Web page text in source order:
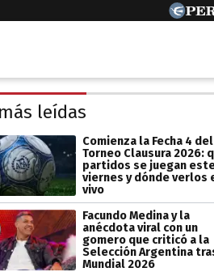
leídas
Comienza la Fecha 4 del
Torneo Clausura 2026:
partidos se juegan
viernes y dónde verlos
vivo
Facundo Medina y la
anécdota viral con un
gomero que criticó a la
Selección Argentina
Mundial 2026